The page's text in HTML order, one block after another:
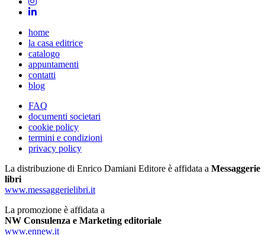
home
la casa editrice
catalogo
appuntamenti
contatti
blog
FAQ
documenti societari
cookie policy
termini e condizioni
privacy policy
La distribuzione di Enrico Damiani Editore è affidata a Messaggerie
libri
www.messaggerielibri.it
La promozione è affidata a
NW Consulenza e Marketing editoriale
www.ennew.it